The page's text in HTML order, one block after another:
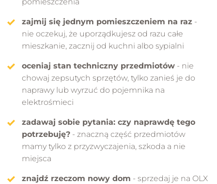
zajmij się jednym pomieszczeniem na raz -
nie oczekuj, że uporządkujesz od razu całe
mieszkanie, zacznij od kuchni albo sypialni
oceniaj stan techniczny przedmiotów - nie
chowaj zepsutych sprzętów, tylko zanieś je do
naprawy lub wyrzuć do pojemnika na
elektrośmieci
zadawaj sobie pytania: czy naprawdę tego
potrzebuję? - znaczną część przedmiotów
mamy tylko z przyzwyczajenia, szkoda a nie
miejsca
znajdź rzeczom nowy dom - sprzedaj je na OLX